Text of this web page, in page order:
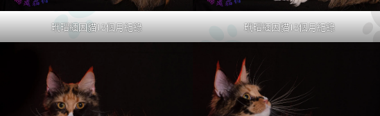
玳瑁緬因貓12個月紀錄 玳瑁緬因貓12個月紀錄